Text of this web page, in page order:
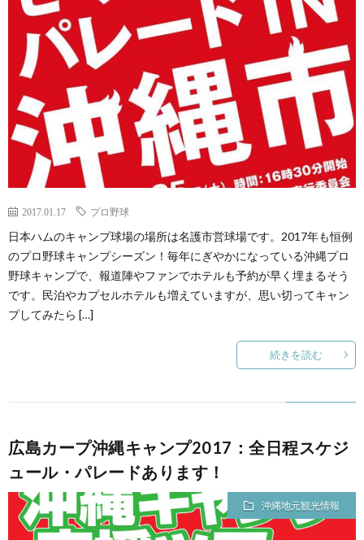
2017.01.17 プロ野球
日本ハムのキャンプ球場の場所は名護市営球場です。2017年も恒例
のプロ野球キャンプシーズン！毎年にぎやかになっている沖縄プロ
野球キャンプで、報道陣やファンでホテルも予約が早く埋まるそう
です。民泊やカプセルホテルも増えていますが、思い切ってキャン
プしてみたら […]
続きを読む
広島カープ沖縄キャンプ2017：全日程スケジ
ュール・パレードあります！
沖縄地元観光情報